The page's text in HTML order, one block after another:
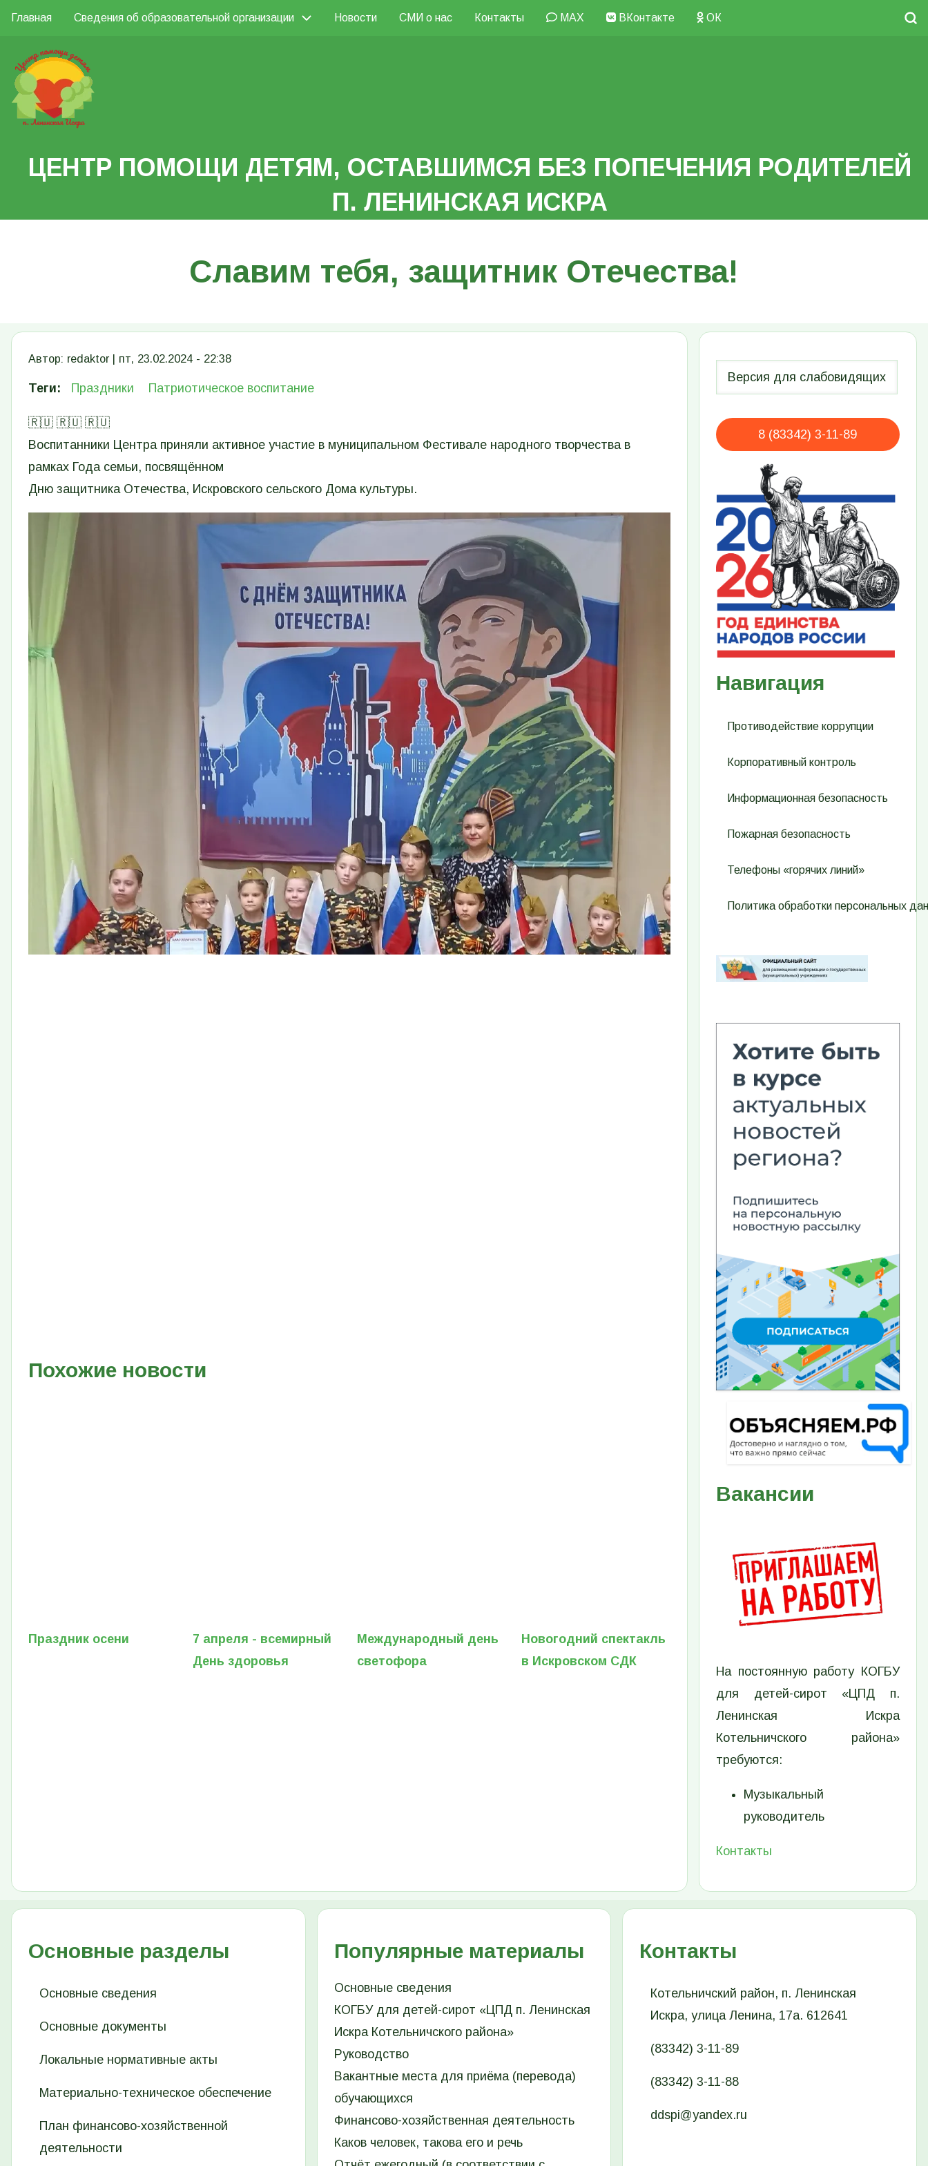
Перейти
основному
содержанию
Search
Основная
навигация
Главная Сведения об образовательной организации Новости СМИ о нас Контакты MAX ВКонтакте ОК
ЦЕНТР ПОМОЩИ ДЕТЯМ, ОСТАВШИМСЯ БЕЗ ПОПЕЧЕНИЯ РОДИТЕЛЕЙ
П. ЛЕНИНСКАЯ ИСКРА
Славим тебя, защитник Отечества!
Автор: redaktor пт, 23.02.2024 - 22:38
Теги Праздники Патриотическое воспитание
🇷🇺 🇷🇺 🇷🇺
Воспитанники Центра приняли активное участие в муниципальном Фестивале народного творчества в
рамках Года семьи, посвящённом
Дню защитника Отечества, Искровского сельского Дома культуры.
Похожие новости
Праздник осени
7 апреля - всемирный
День здоровья
Международный день
светофора
Новогодний спектакль
в Искровском СДК
8 (83342) 3-11-89
Навигация
Противодействие коррупции
Корпоративный контроль
Информационная безопасность
Пожарная безопасность
Телефоны «горячих линий»
Политика обработки персональных
Изображение
Вакансии
На постоянную работу КОГБУ
для детей-сирот «ЦПД п.
Ленинская Искра
Котельничского района»
требуются:
Музыкальный
руководитель
Контакты
Основные разделы
Основные сведения
Основные документы
Локальные нормативные акты
Материально-техническое обеспечение
План финансово-хозяйственной
деятельности
Популярные материалы
Основные сведения
КОГБУ для детей-сирот «ЦПД п. Ленинская
Искра Котельничского района»
Руководство
Вакантные места для приёма (перевода)
обучающихся
Финансово-хозяйственная деятельность
Каков человек, такова его и речь
Контакты
Котельничский район, п. Ленинская
Искра, улица Ленина, 17а. 612641
(83342) 3-11-89
(83342) 3-11-88
ddspi@yandex.ru